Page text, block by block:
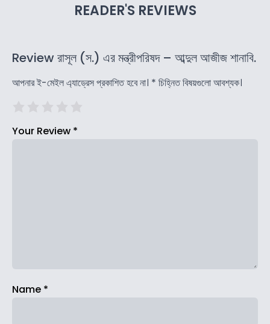
READER'S REVIEWS
Review রাসূল (স.) এর মন্ত্রীপরিষদ – আব্দুল আজীজ শানাবি.
আপনার ই-মেইল এ্যাড্রেস প্রকাশিত হবে না। * চিহ্নিত বিষয়গুলো আবশ্যক।
Your Review *
Name *